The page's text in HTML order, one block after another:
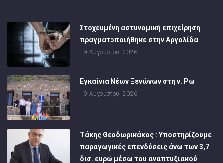
Στοχευμένη αστυνομική επιχείρηση
πραγματοποιήθηκε στην Αργολίδα
9 Αυγούστου, 2026
Εγκαίνια Νέων Ξενώνων στη ν. Ρω
9 Αυγούστου, 2026
Τάκης Θεοδωρικάκος : Υποστηρίζουμε
παραγωγικές επενδύσεις άνω των 3,7
δισ. ευρώ μέσω του αναπτυξιακού